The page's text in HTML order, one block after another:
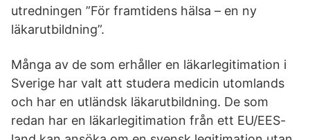
utredningen ”För framtidens hälsa – en ny
läkarutbildning”.
Många av de som erhåller en läkarlegitimation i
Sverige har valt att studera medicin utomlands
och har en utländsk läkarutbildning. De som
redan har en läkarlegitimation från ett EU/EES-